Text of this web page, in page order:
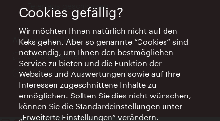
Feiertags geschlossen
AI Concierge Wien
Ort:
concierge.wien.info
Öffnungszeiten:
Informationen rund um die Uhr
Cookies gefällig?
Wir möchten Ihnen natürlich nicht auf den
Keks gehen. Aber so genannte “Cookies” sind
notwendig, um Ihnen den bestmöglichen
Service zu bieten und die Funktion der
Websites und Auswertungen sowie auf Ihre
Interessen zugeschnittene Inhalte zu
ermöglichen. Sollten Sie dies nicht wünschen,
können Sie die Standardeinstellungen unter
„Erweiterte Einstellungen“ verändern.